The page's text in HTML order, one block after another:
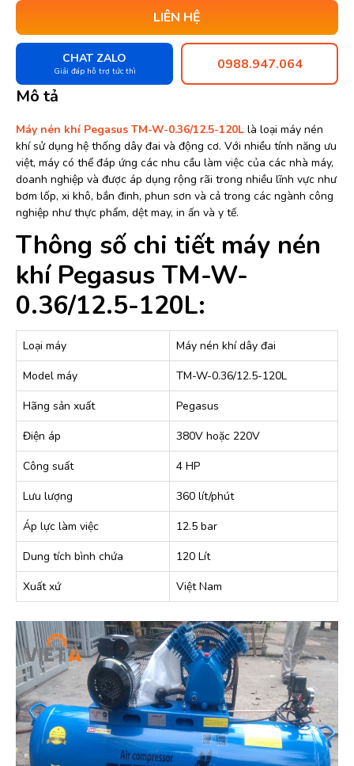
LIÊN HỆ
CHAT ZALO
Giải đáp hỗ trợ tức thì 0988.947.064
Mô tả
Máy nén khí Pegasus TM-W-0.36/12.5-120L là loại máy nén
khí sử dụng hệ thống dây đai và động cơ. Với nhiều tính năng ưu
việt, máy có thể đáp ứng các nhu cầu làm việc của các nhà máy,
doanh nghiệp và được áp dụng rộng rãi trong nhiều lĩnh vực như
bơm lốp, xi khô, bắn đinh, phun sơn và cả trong các ngành công
nghiệp như thực phẩm, dệt may, in ấn và y tế.
Thông số chi tiết máy nén
khí Pegasus TM-W-
0.36/12.5-120L:
Loại máy
Máy nén khí dây đai
Model máy
TM-W-0.36/12.5-120L
Hãng sản xuất
Pegasus
Điện áp
380V hoặc 220V
Công suất
4 HP
Lưu lượng
360 lít/phút
Áp lực làm việc
12.5 bar
Dung tích bình chứa
120 Lít
Xuất xứ
Việt Nam